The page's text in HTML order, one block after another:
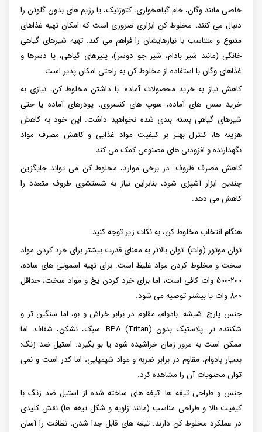
خاصی مانند وگان، خام گیاهخواری، کتوژنیک، یا رژیم های بدون گلوتن را
دنبال می کنند، مخلوط کن ابزاری ضروری است که امکان تهیه غذاهای
متنوع و متناسب با نیازهایشان را فراهم می کند. تهیه شیرهای گیاهی
خانگی (مانند شیر بادام، شیر جو دوسر)، پنیرهای گیاهی، یا دسرها و
غذاهای وگان با استفاده از مخلوط کن به راحتی امکان پذیر است.
کاهش نیاز به خرید محصولات آماده: با داشتن مخلوط کن، نیازی به
خرید سس های آماده، سوپ های کنسروی، پودرهای آماده یا حتی
شیرهای گیاهی بسته بندی شده نخواهید داشت. این خود به کاهش
هزینه ها، کنترل بهتر بر کیفیت مواد غذایی و کاهش مصرف مواد
نگهدارنده و افزودنی های مصنوعی کمک می کند.
کاهش مصرف ظروف: در برخی موارد، مخلوط کن می تواند جایگزین
چندین ابزار آشپزی شود، بنابراین نیاز به شستشوی ظروف متعدد را
کاهش می دهد.
هنگام انتخاب مخلوط کن، به نکات زیر توجه کنید:
توان موتور (وات): توان بالاتر به معنای قدرت بیشتر برای خرد کردن مواد
سخت و مخلوط کردن مواد غلیظ است. برای تهیه اسموتی های ساده،
۲۰۰-۵۰۰ وات کافی است، اما برای خرد کردن یخ و مواد سخت، حداقل
۸۰۰ وات یا بیشتر توصیه می شود.
جنس پارچ: شیشه: بادوام، مقاوم در برابر خراش و بو، اما سنگین تر و
شکننده تر. پلاستیک بدون BPA (Tritan): سبک، نشکن، شفاف، اما
ممکن است به مرور زمان خراشیده شود یا بو بگیرد. استیل ضد زنگ:
بسیار بادوام، مقاوم در برابر ضربه و مواد شیمیایی، اما کدر است و نمی
توان محتویات آن را مشاهده کرد.
جنس و طراحی تیغه ها: تیغه های ساخته شده از استیل ضد زنگ با
کیفیت بالا و طراحی مناسب (مانند زاویه و شکل تیغه ها) نقش کلیدی
در عملکرد مخلوط کن دارند. تیغه های قابل جدا شدن، نظافت را آسان